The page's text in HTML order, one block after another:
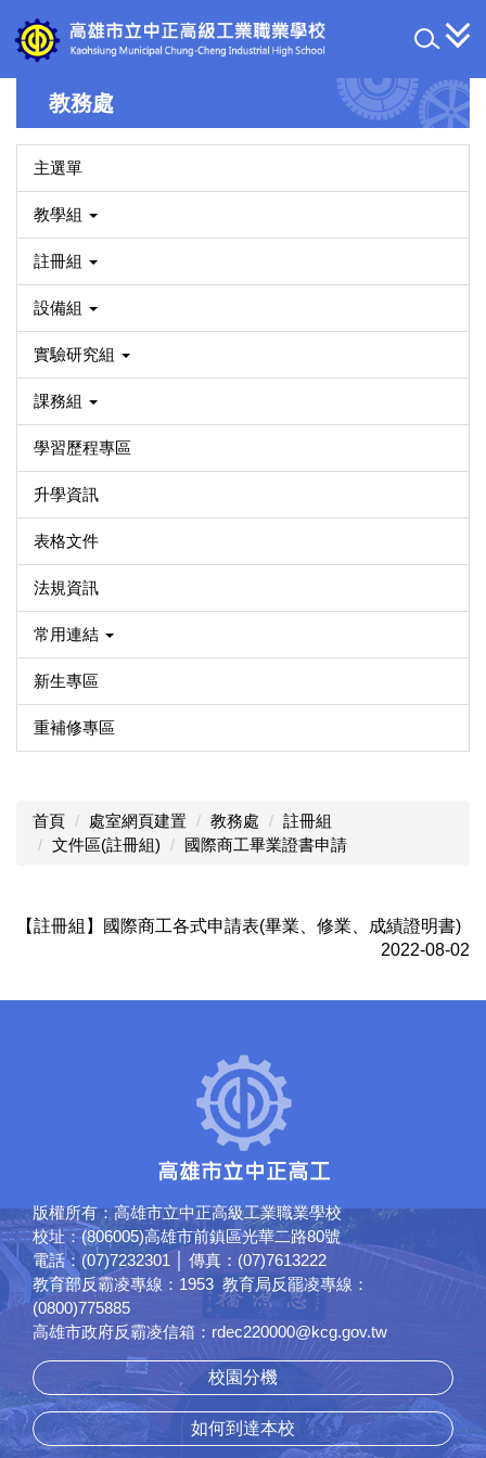
到
主
教務處
主選單
教學組
註冊組
設備組
實驗研究組
課務組
學習歷程專區
升學資訊
表格文件
法規資訊
常用連結
新生專區
重補修專區
首頁 處室網頁建置 教務處
註冊組
文件區(註冊組)
國際商工畢業證書申請
【註冊組】國際商工各式申請表(畢業、修業、成績證明書)
2022-08-02
版權所有：高雄市立中正高級工業職業學校
校址：(806005)高雄市前鎮區光華二路80號
電話：(07)7232301 │ 傳真：(07)7613222
教育部反霸凌專線：1953 教育局反罷凌專線：
(0800)775885
高雄市政府反霸凌信箱：rdec220000@kcg.gov.tw
校園分機
如何到達本校